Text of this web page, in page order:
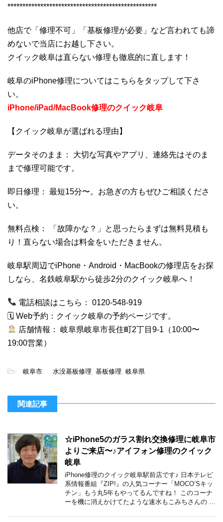
**************************************************
他店で「修理不可」「基板修理が必要」など言われても諦
めないで当店にお越し下さい。
クイック岐阜は直らない修理も徹底的に直します！
岐阜のiPhone修理についてはこちらをタップして下さ
い。
iPhone/iPad/MacBook修理のクイック岐阜
【クイック岐阜が選ばれる理由】
データそのまま： 大切な写真やアプリ、連絡先はそのま
まで修理可能です。
即日修理： 最短15分〜。お急ぎの方もぜひご相談くださ
い。
無料点検： 「故障かな？」と思ったらまずは無料見積も
り！直らない場合は料金をいただきません。
岐阜駅周辺でiPhone・Android・MacBookの修理店をお探
しなら、名鉄岐阜駅から徒歩2分のクイック岐阜へ！
電話相談はこちら： 0120-548-919
🗓 Web予約： クイック岐阜の予約ページです。
店舗情報： 岐阜県岐阜市長住町2丁目9-1（10:00〜
19:00営業）
- 岐阜市 水没基板修理 基板修理 岐阜県
関連記事
☆iPhone5のガラス割れ交換修理に岐阜市
よりご来店〜♪アイフォン修理のクイック
岐阜
iPhone修理のクイック岐阜駅前店です♪ 日本テレビ
系情報番組『ZIP!』の人気コーナー「MOCO’Sキッ
チン」もう丸5年もやってるんですね！ このコーナ
ーを機に消えかけてたような速水もこみちさんの …